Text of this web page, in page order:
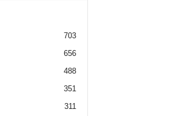
703
656
488
351
311